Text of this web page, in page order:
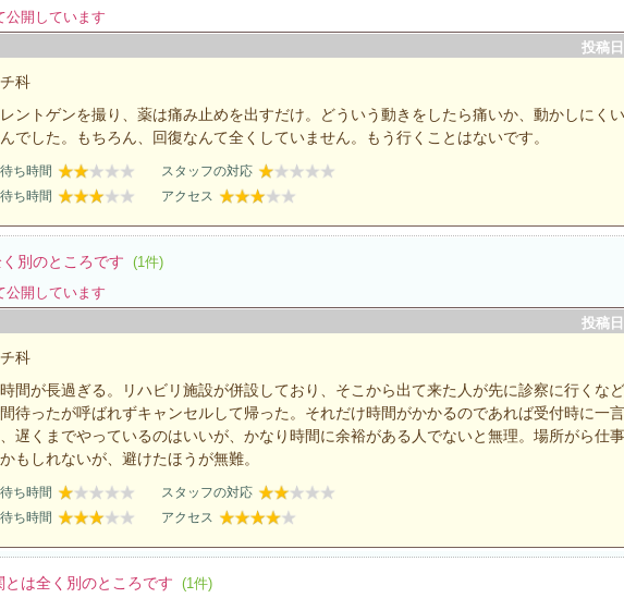
公開しています
投稿
科
ントゲンを撮り、薬は痛み止めを出すだけ。どういう動きをしたら痛いか、動かしにく
でした。もちろん、回復なんて全くしていません。もう行くことはないです。
ち時間
スタッフの対応
ち時間 アクセス
別のところです
(1件)
公開しています
投稿
科
間が長過ぎる。リハビリ施設が併設しており、そこから出て来た人が先に診察に行くな
待ったが呼ばれずキャンセルして帰った。それだけ時間がかかるのであれば受付時に一
遅くまでやっているのはいいが、かなり時間に余裕がある人でないと無理。場所がら仕
もしれないが、避けたほうが無難。
ち時間
スタッフの対応
ち時間 アクセス
とは全く別のところです (1件)